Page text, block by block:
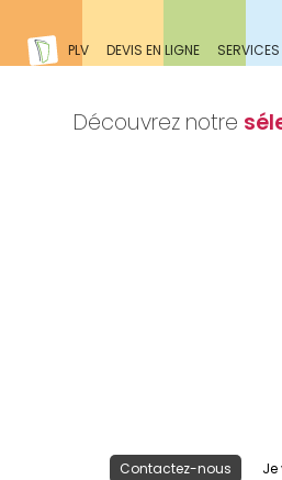
PLV DEVIS EN LIGNE SERVICES
Découvrez notre
Contactez-nous Je